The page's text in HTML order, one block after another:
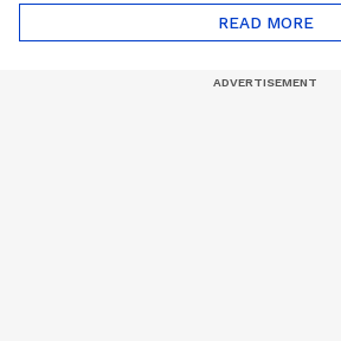
ന്ത്?|
READ MORE